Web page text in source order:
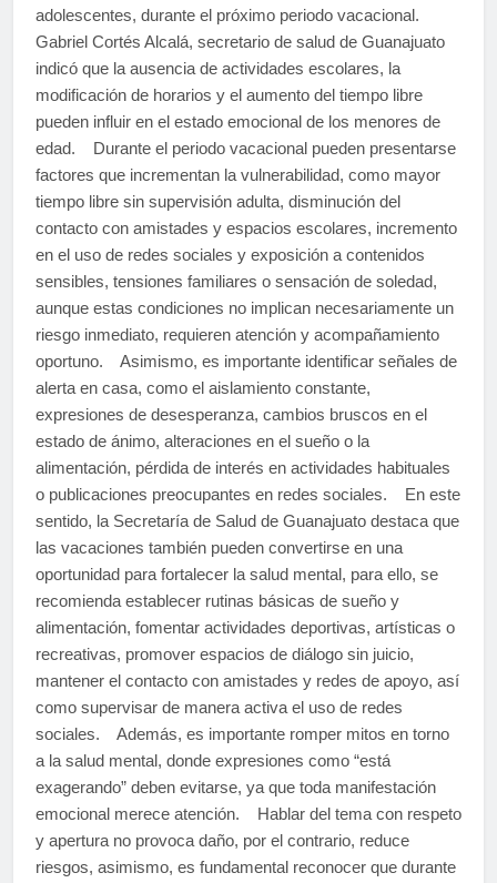
adolescentes, durante el próximo periodo vacacional.
Gabriel Cortés Alcalá, secretario de salud de Guanajuato
indicó que la ausencia de actividades escolares, la
modificación de horarios y el aumento del tiempo libre
pueden influir en el estado emocional de los menores de
edad. Durante el periodo vacacional pueden presentarse
factores que incrementan la vulnerabilidad, como mayor
tiempo libre sin supervisión adulta, disminución del
contacto con amistades y espacios escolares, incremento
en el uso de redes sociales y exposición a contenidos
sensibles, tensiones familiares o sensación de soledad,
aunque estas condiciones no implican necesariamente un
riesgo inmediato, requieren atención y acompañamiento
oportuno. Asimismo, es importante identificar señales de
alerta en casa, como el aislamiento constante,
expresiones de desesperanza, cambios bruscos en el
estado de ánimo, alteraciones en el sueño o la
alimentación, pérdida de interés en actividades habituales
o publicaciones preocupantes en redes sociales. En este
sentido, la Secretaría de Salud de Guanajuato destaca que
las vacaciones también pueden convertirse en una
oportunidad para fortalecer la salud mental, para ello, se
recomienda establecer rutinas básicas de sueño y
alimentación, fomentar actividades deportivas, artísticas o
recreativas, promover espacios de diálogo sin juicio,
mantener el contacto con amistades y redes de apoyo, así
como supervisar de manera activa el uso de redes
sociales. Además, es importante romper mitos en torno
a la salud mental, donde expresiones como “está
exagerando” deben evitarse, ya que toda manifestación
emocional merece atención. Hablar del tema con respeto
y apertura no provoca daño, por el contrario, reduce
riesgos, asimismo, es fundamental reconocer que durante